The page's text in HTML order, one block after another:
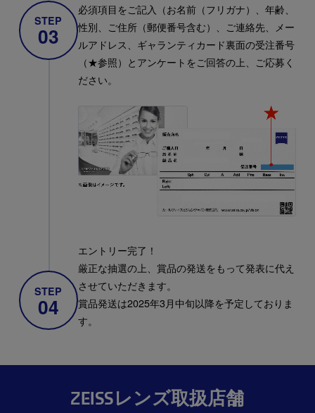
STEP
03
必須項目をご記入（お名前（フリガナ）、年齢、
性別、ご住所（郵便番号含む）、ご連絡先、メー
ルアドレス、ギャランティカード裏面の受注番号
（★参照）とアンケートをご回答の上、ご応募く
ださい。
STEP
04
エントリー完了！
厳正な抽選の上、賞品の発送をもって発表に代え
させていただきます。
賞品発送は2025年3月中旬以降を予定しておりま
す。
ZEISSレンズ取扱店舗